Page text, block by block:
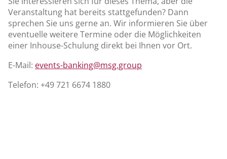
Veranstaltung hat bereits stattgefunden? Dann
sprechen Sie uns gerne an. Wir informieren Sie über
eventuelle weitere Termine oder die Möglichkeiten
einer Inhouse-Schulung direkt bei Ihnen vor Ort.
E-Mail: events-banking@msg.group
Telefon: +49 721 6674 1880